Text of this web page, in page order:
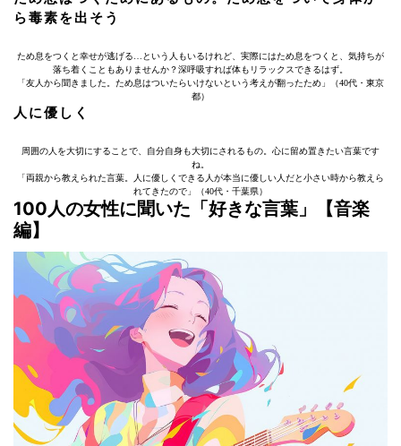
ら毒素を出そう
ため息をつくと幸せが逃げる…という人もいるけれど、実際にはため息をつくと、気持ちが
落ち着くこともありませんか？深呼吸すれば体もリラックスできるはず。
「友人から聞きました。ため息はついたらいけないという考えが翻ったため」（40代・東京
都）
人に優しく
周囲の人を大切にすることで、自分自身も大切にされるもの。心に留め置きたい言葉です
ね。
「両親から教えられた言葉。人に優しくできる人が本当に優しい人だと小さい時から教えら
れてきたので」（40代・千葉県）
100人の女性に聞いた「好きな言葉」【音楽
編】